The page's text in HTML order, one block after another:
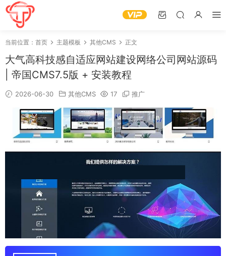
当前位置： 首页 主题模板 其他CMS 正文
大气高科技感自适应网站建设网络公司网站源码
| 帝国CMS7.5版 + 安装教程
2026-06-30 其他CMS 17 推广